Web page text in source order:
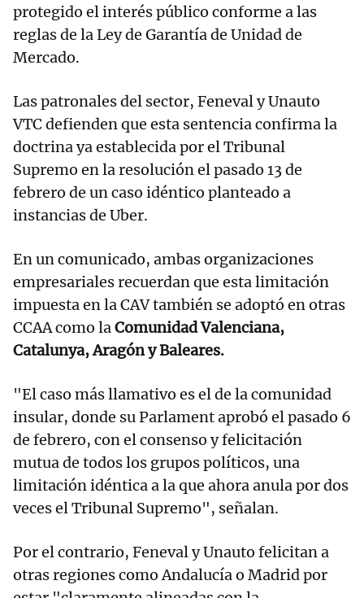
protegido el interés público conforme a las
reglas de la Ley de Garantía de Unidad de
Mercado.
Las patronales del sector, Feneval y Unauto
VTC defienden que esta sentencia confirma la
doctrina ya establecida por el Tribunal
Supremo en la resolución el pasado 13 de
febrero de un caso idéntico planteado a
instancias de Uber.
En un comunicado, ambas organizaciones
empresariales recuerdan que esta limitación
impuesta en la CAV también se adoptó en otras
CCAA como laComunidad Valenciana,
Catalunya, Aragón y Baleares.
"El caso más llamativo es el de la comunidad
insular, donde su Parlament aprobó el pasado 6
de febrero, con el consenso y felicitación
mutua de todos los grupos políticos, una
limitación idéntica a la que ahora anula por dos
veces el Tribunal Supremo", señalan.
Por el contrario, Feneval y Unauto felicitan a
otras regiones como Andalucía o Madrid por